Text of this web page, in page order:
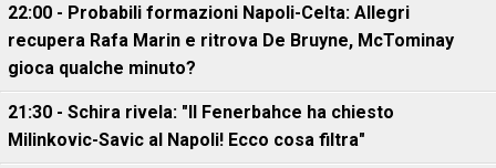
22:00 - Probabili formazioni Napoli-Celta: Allegri
recupera Rafa Marin e ritrova De Bruyne, McTominay
gioca qualche minuto?
21:30 - Schira rivela: "Il Fenerbahce ha chiesto
Milinkovic-Savic al Napoli! Ecco cosa filtra"